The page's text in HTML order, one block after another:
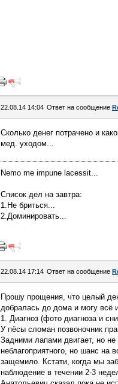
22.08.14 14:04 Ответ на сообщение
Сколько денег потрачено и
мед. уходом...
Nemo me impune lacessit...
Список дел на завтра:
1.Не бриться...
2.Доминировать...
22.08.14 17:14 Ответ на сообщение
Прошу прощения, что целый
добралась до дома и могу всё
1. Диагноз (фото диагноза и
У пёсы сломан позвоночник
Задними лапами двигает, но не
неблагоприятного, но шанс на
защемило. Кстати, когда мы
наблюдение в течении 2-3